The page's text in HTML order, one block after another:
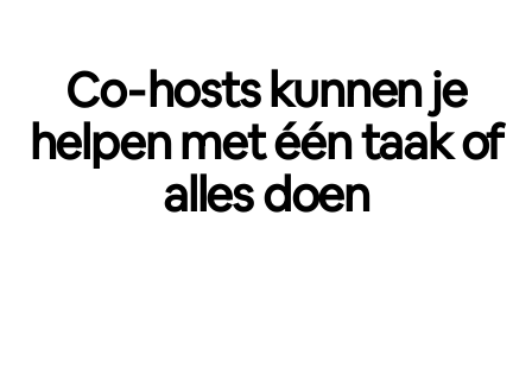
Co‑hosts kunnen je
helpen met één taak of
alles doen